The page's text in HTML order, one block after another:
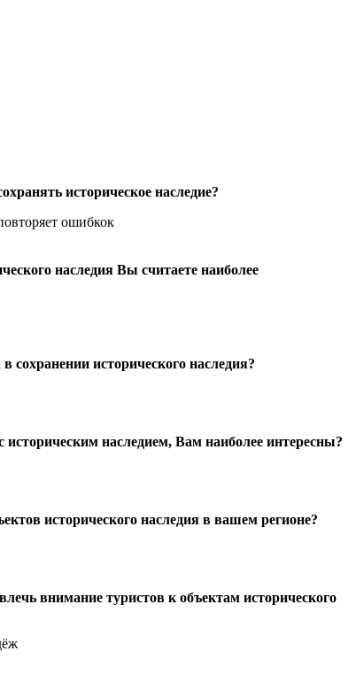
историческое наследие?
ошибкок
наследия Вы считаете наиболее
сохранении исторического наследия?
наследием, Вам наиболее интересны?
исторического наследия в вашем регионе?
внимание туристов к объектам исторического